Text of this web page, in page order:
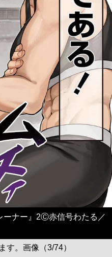
ーナー』2Ⓒ赤信号わたる／
す。画像（3/74）